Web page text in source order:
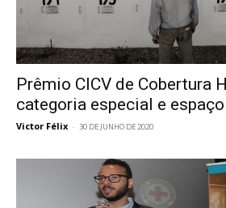
Prêmio CICV de Cobertura
categoria especial e espaço
Victor Félix - 30 DE JUNHO DE 2020